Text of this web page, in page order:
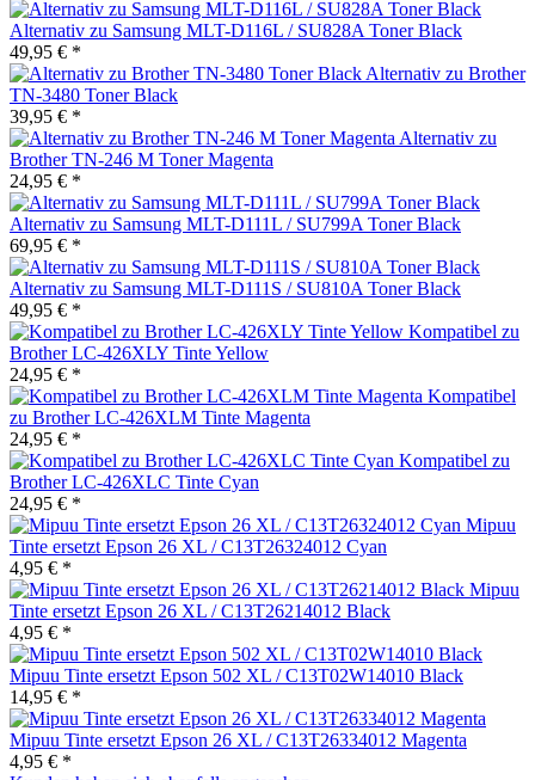
Alternativ zu Samsung MLT-D116L / SU828A Toner Black
49,95 € *
Alternativ zu Brother
TN-3480 Toner Black
39,95 € *
Alternativ zu
Brother TN-246 M Toner Magenta
24,95 € *
Alternativ zu Samsung MLT-D111L / SU799A Toner Black
69,95 € *
Alternativ zu Samsung MLT-D111S / SU810A Toner Black
49,95 € *
Kompatibel zu
Brother LC-426XLY Tinte Yellow
24,95 € *
Kompatibel
zu Brother LC-426XLM Tinte Magenta
24,95 € *
Kompatibel zu
Brother LC-426XLC Tinte Cyan
24,95 € *
Mipuu
Tinte ersetzt Epson 26 XL / C13T26324012 Cyan
4,95 € *
Mipuu
Tinte ersetzt Epson 26 XL / C13T26214012 Black
4,95 € *
Mipuu Tinte ersetzt Epson 502 XL / C13T02W14010 Black
14,95 € *
Mipuu Tinte ersetzt Epson 26 XL / C13T26334012 Magenta
4,95 € *